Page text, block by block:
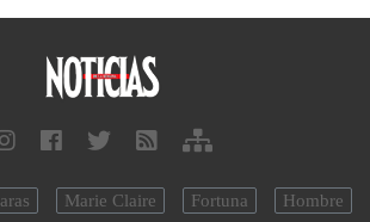
Marie Claire Fortuna
Hombre